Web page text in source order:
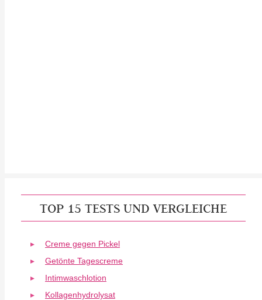
TOP 15 TESTS UND VERGLEICHE
Creme gegen Pickel
Getönte Tagescreme
Intimwaschlotion
Kollagenhydrolysat